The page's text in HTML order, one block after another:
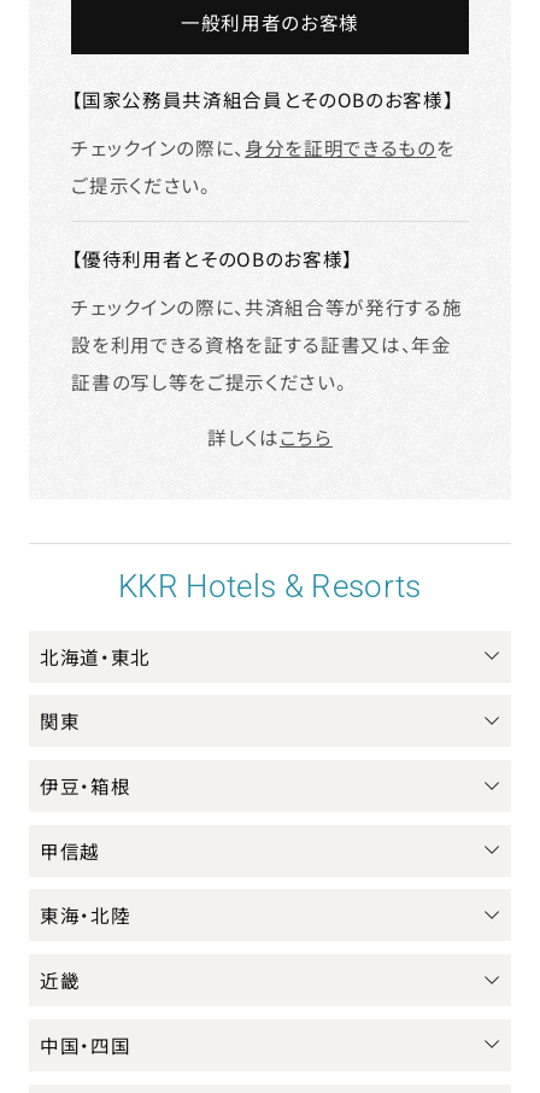
一般利用者のお客様
【国家公務員共済組合員とそのOBのお客様】
チェックインの際に、身分を証明できるものを
ご提示ください。
【優待利用者とそのOBのお客様】
チェックインの際に、共済組合等が発行する施
設を利用できる資格を証する証書又は、年金
証書の写し等をご提示ください。
詳しくはこちら
KKR Hotels & Resorts
北海道・東北
関東
伊豆・箱根
甲信越
東海・北陸
近畿
中国・四国